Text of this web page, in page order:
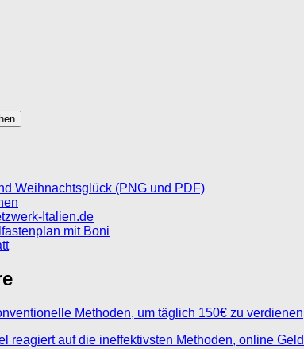
Weihnachtsglück (PNG und PDF)
Italien.de
mit Boni
Methoden, um täglich 150€ zu
reagiert auf die ineffektivsten Methoden, online